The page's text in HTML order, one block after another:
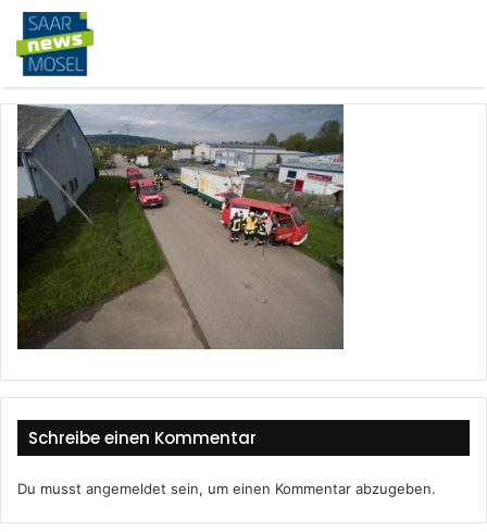
Schreibe einen Kommentar
Du musst angemeldet sein, um einen Kommentar abzugeben.